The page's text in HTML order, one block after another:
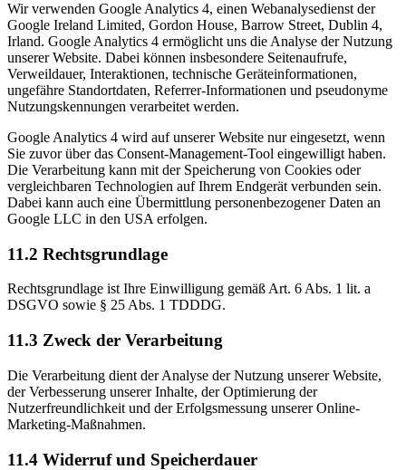
Wir verwenden Google Analytics 4, einen Webanalysedienst der
Google Ireland Limited, Gordon House, Barrow Street, Dublin 4,
Irland. Google Analytics 4 ermöglicht uns die Analyse der Nutzung
unserer Website. Dabei können insbesondere Seitenaufrufe,
Verweildauer, Interaktionen, technische Geräteinformationen,
ungefähre Standortdaten, Referrer-Informationen und pseudonyme
Nutzungskennungen verarbeitet werden.
Google Analytics 4 wird auf unserer Website nur eingesetzt, wenn
Sie zuvor über das Consent-Management-Tool eingewilligt haben.
Die Verarbeitung kann mit der Speicherung von Cookies oder
vergleichbaren Technologien auf Ihrem Endgerät verbunden sein.
Dabei kann auch eine Übermittlung personenbezogener Daten an
Google LLC in den USA erfolgen.
11.2 Rechtsgrundlage
Rechtsgrundlage ist Ihre Einwilligung gemäß Art. 6 Abs. 1 lit. a
DSGVO sowie § 25 Abs. 1 TDDDG.
11.3 Zweck der Verarbeitung
Die Verarbeitung dient der Analyse der Nutzung unserer Website,
der Verbesserung unserer Inhalte, der Optimierung der
Nutzerfreundlichkeit und der Erfolgsmessung unserer Online-
Marketing-Maßnahmen.
11.4 Widerruf und Speicherdauer